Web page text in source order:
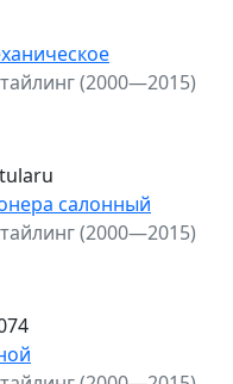
(2000—2015)
салонный
(2000—2015)